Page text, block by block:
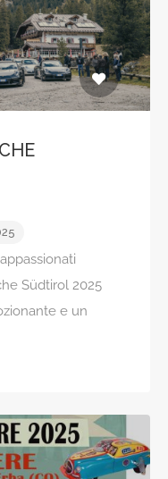
Südtirol 2025
e un